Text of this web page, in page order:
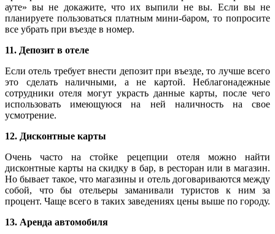
ауте» вы не докажите, что их выпили не вы. Если вы не
планируете пользоваться платным мини-баром, то попросите
все убрать при въезде в номер.
11. Депозит в отеле
Если отель требует внести депозит при въезде, то лучше всего
это сделать наличными, а не картой. Неблагонадежные
сотрудники отеля могут украсть данные карты, после чего
использовать имеющуюся на ней наличность на свое
усмотрение.
12. Дисконтные карты
Очень часто на стойке рецепции отеля можно найти
дисконтные карты на скидку в бар, в ресторан или в магазин.
Но бывает такое, что магазины и отель договариваются между
собой, что бы отельеры заманивали туристов к ним за
процент. Чаще всего в таких заведениях цены выше по городу.
13. Аренда автомобиля